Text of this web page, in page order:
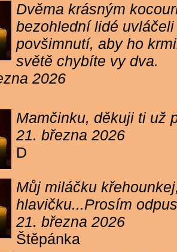
Dvěma krásným
bezohlední lidé
povšimnutí, aby ho
světě chybíte vy dva.
2026
Mamčinku, děkuji ti už
21. března 2026
D
Můj miláčku
hlavičku...Prosím
21. března 2026
Štěpánka